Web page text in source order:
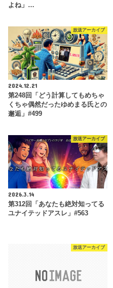
よね」…
放送アーカイブ
2024.12.21
第248回「どう計算してもめちゃ
くちゃ偶然だったゆめまる氏との
邂逅」#499
放送アーカイブ
2026.3.14
第312回「あなたも絶対知ってる
ユナイテッドアスレ」#563
放送アーカイブ